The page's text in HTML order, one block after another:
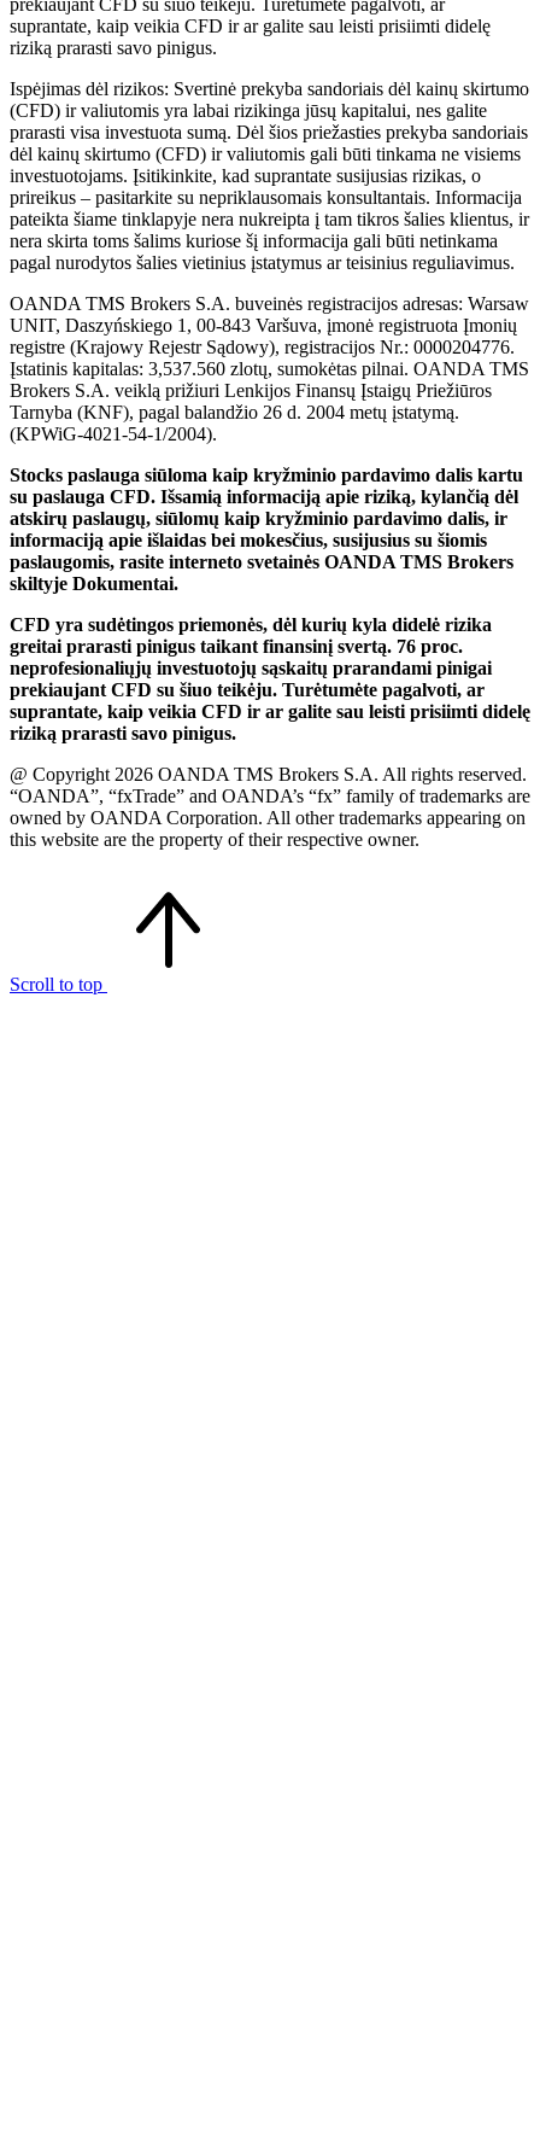
suprantate, kaip veikia CFD ir ar galite sau leisti prisiimti didelę
riziką prarasti savo pinigus.
Ispėjimas dėl rizikos: Svertinė prekyba sandoriais dėl kainų skirtumo
(CFD) ir valiutomis yra labai rizikinga jūsų kapitalui, nes galite
prarasti visa investuota sumą. Dėl šios priežasties prekyba sandoriais
dėl kainų skirtumo (CFD) ir valiutomis gali būti tinkama ne visiems
investuotojams. Įsitikinkite, kad suprantate susijusias rizikas, o
prireikus – pasitarkite su nepriklausomais konsultantais. Informacija
pateikta šiame tinklapyje nera nukreipta į tam tikros šalies klientus, ir
nera skirta toms šalims kuriose šį informacija gali būti netinkama
pagal nurodytos šalies vietinius įstatymus ar teisinius reguliavimus.
OANDA TMS Brokers S.A. buveinės registracijos adresas: Warsaw
UNIT, Daszyńskiego 1, 00-843 Varšuva, įmonė registruota Įmonių
registre (Krajowy Rejestr Sądowy), registracijos Nr.: 0000204776.
Įstatinis kapitalas: 3,537.560 zlotų, sumokėtas pilnai. OANDA TMS
Brokers S.A. veiklą prižiuri Lenkijos Finansų Įstaigų Priežiūros
Tarnyba (KNF), pagal balandžio 26 d. 2004 metų įstatymą.
(KPWiG-4021-54-1/2004).
Stocks paslauga siūloma kaip kryžminio pardavimo dalis kartu
su paslauga CFD. Išsamią informaciją apie riziką, kylančią dėl
atskirų paslaugų, siūlomų kaip kryžminio pardavimo dalis, ir
informaciją apie išlaidas bei mokesčius, susijusius su šiomis
paslaugomis, rasite interneto svetainės OANDA TMS Brokers
skiltyje Dokumentai.
CFD yra sudėtingos priemonės, dėl kurių kyla didelė rizika
greitai prarasti pinigus taikant finansinį svertą. 76 proc.
neprofesionaliųjų investuotojų sąskaitų prarandami pinigai
prekiaujant CFD su šiuo teikėju. Turėtumėte pagalvoti, ar
suprantate, kaip veikia CFD ir ar galite sau leisti prisiimti didelę
riziką prarasti savo pinigus.
@ Copyright 2026 OANDA TMS Brokers S.A. All rights reserved.
“OANDA”, “fxTrade” and OANDA’s “fx” family of trademarks are
owned by OANDA Corporation. All other trademarks appearing on
this website are the property of their respective owner.
Scroll to top